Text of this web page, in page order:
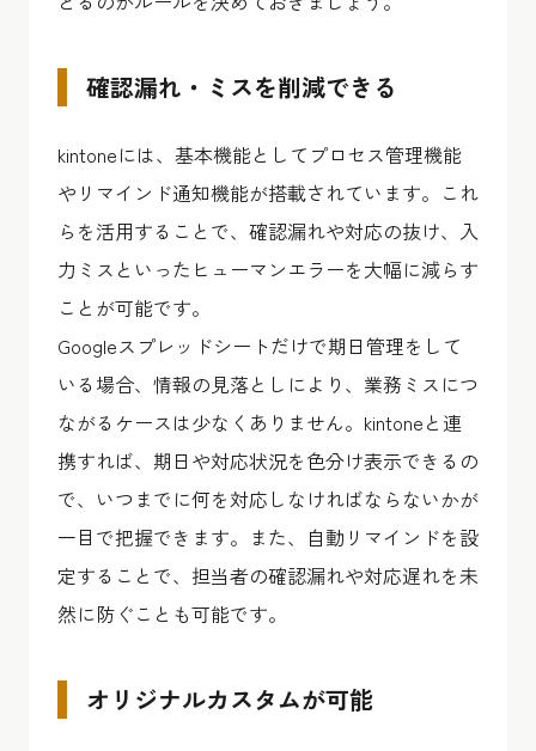
確認漏れ・ミスを削減できる
kintoneには、基本機能としてプロセス管理機能
やリマインド通知機能が搭載されています。これ
らを活用することで、確認漏れや対応の抜け、入
力ミスといったヒューマンエラーを大幅に減らす
ことが可能です。
Googleスプレッドシートだけで期日管理をして
いる場合、情報の見落としにより、業務ミスにつ
ながるケースは少なくありません。kintoneと連
携すれば、期日や対応状況を色分け表示できるの
で、いつまでに何を対応しなければならないかが
一目で把握できます。また、自動リマインドを設
定することで、担当者の確認漏れや対応遅れを未
然に防ぐことも可能です。
オリジナルカスタムが可能